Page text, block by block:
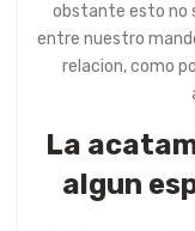
obstante esto no
entre nuestro
relacion, como
La
algun